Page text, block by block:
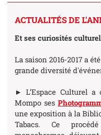
ACTUALITÉS DE
Et ses curiosités
La saison 2016-2017 a
grande diversité
► L’Espace Culturel a
Mompo ses
une exposition à la
Tabacs. Ce